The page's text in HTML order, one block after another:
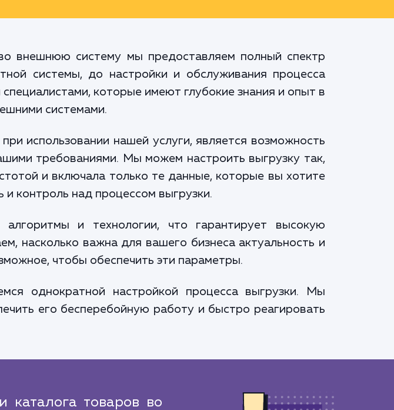
внешнюю систему мы предоставляем полный спектр
системы, до настройки и обслуживания процесса
которые имеют глубокие знания и опыт в
системами.
использовании нашей услуги, является возможность
требованиями. Мы можем настроить выгрузку так,
и включала только те данные, которые вы хотите
контроль над процессом выгрузки.
и технологии, что гарантирует высокую
насколько важна для вашего бизнеса актуальность и
чтобы обеспечить эти параметры.
однократной настройкой процесса выгрузки. Мы
его бесперебойную работу и быстро реагировать
каталога товаров во